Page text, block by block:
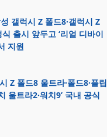
갤럭시 Z 폴드8·갤럭시 Z
출시 앞두고 ‘리얼 디바이
지원
Z 폴드8 울트라·폴드8·플립
울트라2·워치9’ 국내 공식